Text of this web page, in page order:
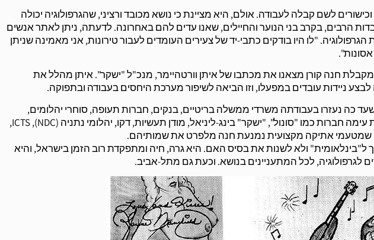
לשם קבלה לעבודה. אולם, היא מציינת כי נושא מכובד ורציני, שהגרפולוגיה יכולה
הרבים, בקרב בני הנוער והחיילים, שאנו עדים להם באחרונה. לדעתה, ניתן לאתר אנשים
"לו היו בודקים כתבי-יד של צעירים העומדים לעבור טירונות, אני מאמינה שניתן
חנה קורן מצאנו את מכתבו של איתן וורטהיימר, מנכ"ל "ישקר". איתן מהלל את
ניידות עובדים במפעלו, וזו הביאה לשיפור מערכת היחסים בעבודה ובתפוקה.
כה נעזרו בעבודתה משרדי ממשלה בריטיים, בנקים, חברות תעופה, סוחרי יהלומים,
חברות מחשבים וביטוח. בארץ קשורות עימה חברות כמו "סונול", "ישקר" בינג-ליניאל, מודן תעשיות, דקו, יהלומי נתניה (ICTS ,(NDC,
שמטעמי אתיקה מקצועית נמנעת חנה מלפרט את שמותיהם.
ולא לשנות את בסיס האם. היא גרה, חיה ומתפקדת רוב הזמן בישראל, והיא
לגרפולוגיה, לכל המתעניינים בנושא. וכעת גם מתל-אביב.